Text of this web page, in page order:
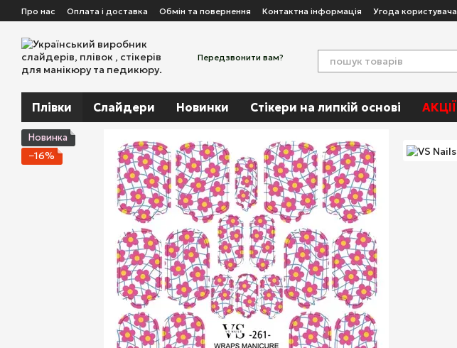
Перейти до основного контенту
Про нас Оплата і доставка Обмін та повернення Контактна інформація Угода користувача
Передзвонити вам?
Плівки Слайдери Новинки Стікери на липкій основі АКЦІЇ
Новинка
−16%